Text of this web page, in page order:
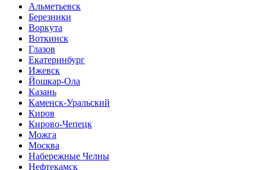
Альметьевск
Березники
Воркута
Воткинск
Глазов
Екатеринбург
Ижевск
Йошкар-Ола
Казань
Каменск-Уральский
Киров
Кирово-Чепецк
Можга
Москва
Набережные Челны
Нефтекамск